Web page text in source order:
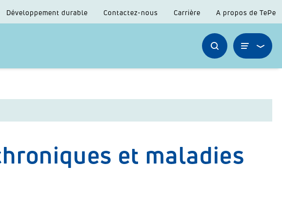
Développement durable Contactez-nous Carrière A propos de TePe
et maladies